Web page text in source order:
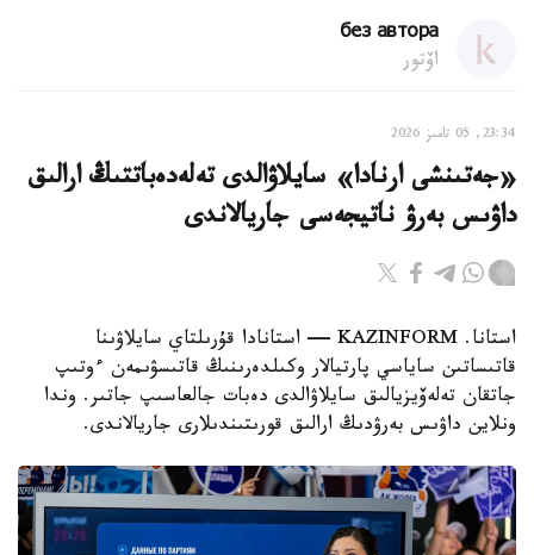
без автора
اۆتور
23:34, 05 تامىز 2026
«جەتىنشى ارنادا» سايلاۋالدى تەلەدەباتتىڭ ارالىق
داۋىس بەرۋ ناتيجەسى جاريالاندى
استانا. KAZINFORM — استانادا قۇرىلتاي سايلاۋىنا
قاتىساتىن ساياسي پارتيالار وكىلدەرىنىڭ قاتىسۋىمەن ءوتىپ
جاتقان تەلەۆيزيالىق سايلاۋالدى دەبات جالعاسىپ جاتىر. وندا
ونلاين داۋىس بەرۋدىڭ ارالىق قورىتىندىلارى جاريالاندى.